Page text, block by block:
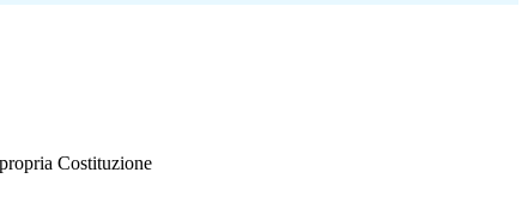
Costituzione